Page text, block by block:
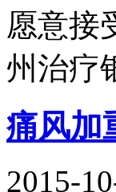
愿意接
州治疗
痛风加
2015-